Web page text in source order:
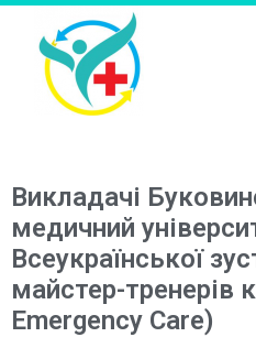
Викладачі
медичний
Всеукраїнської
майстер-тренерів
Emergency Care)